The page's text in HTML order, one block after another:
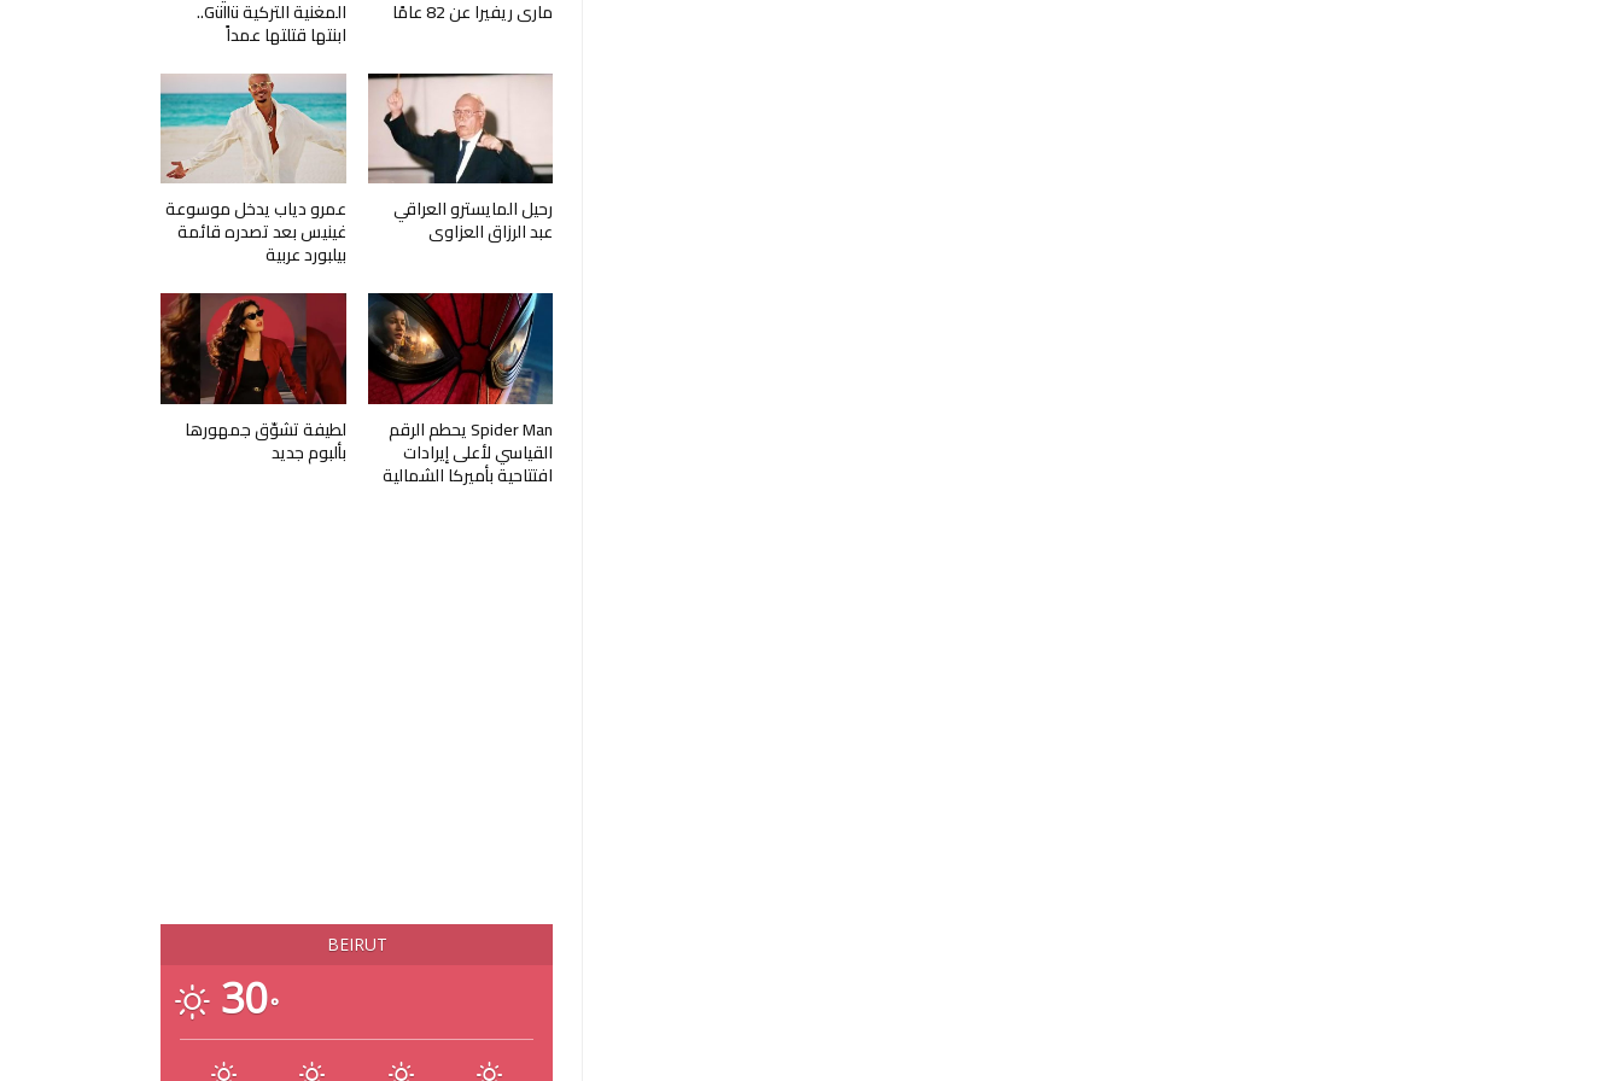
ماري ريفيرا عن 82 عامًا المغنية التركية Güllü..
ابنتها قتلتها عمداً
رحيل المايسترو العراقي
عبد الرزاق العزاوي
عمرو دياب يدخل موسوعة
غينيس بعد تصدره قائمة
بيلبورد عربية
Spider Man يحطم الرقم
القياسي لأعلى إيرادات
افتتاحية بأميركا الشمالية
لطيفة تشوّق جمهورها
بألبوم جديد
BEIRUT
30°